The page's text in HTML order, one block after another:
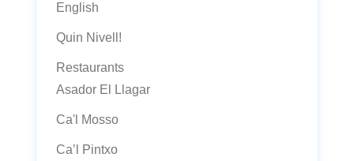
English
Quin Nivell!
Restaurants
Asador El Llagar
Ca'l Mosso
Ca’l Pintxo